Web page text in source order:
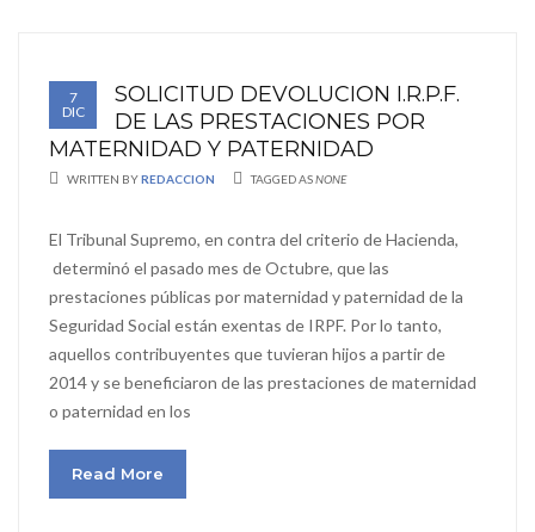
7
DIC
SOLICITUD DEVOLUCION I.R.P.F.
DE LAS PRESTACIONES POR
MATERNIDAD Y PATERNIDAD
WRITTEN BYREDACCION TAGGED ASNONE
El Tribunal Supremo, en contra del criterio de Hacienda,
determinó el pasado mes de Octubre, que las
prestaciones públicas por maternidad y paternidad de la
Seguridad Social están exentas de IRPF. Por lo tanto,
aquellos contribuyentes que tuvieran hijos a partir de
2014 y se beneficiaron de las prestaciones de maternidad
o paternidad en los
Read More